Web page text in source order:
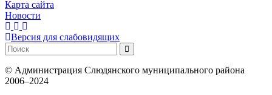
Карта сайта
Новости
Версия для слабовидящих
© Администрация Слюдянского муниципального района
2006–2024